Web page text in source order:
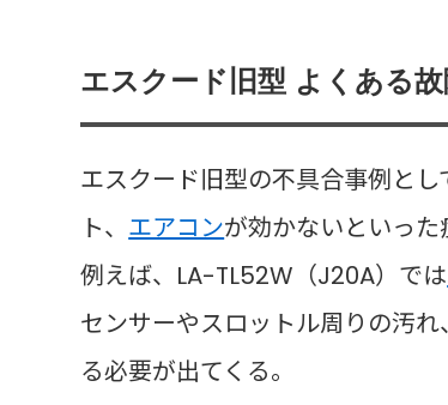
エスクード旧型 よくある
エスクード旧型の不具合事例と
ト、 エアコンが効かないといった
例えば、LA-TL52W（J20A）では
センサーやスロットル周りの汚
る必要が出てくる。